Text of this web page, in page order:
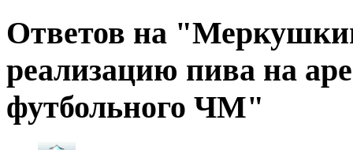
Ответов на
реализацию пива на
футбольного ЧМ"